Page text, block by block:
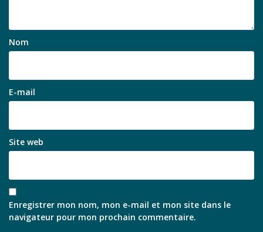
Nom
E-mail
Site web
Enregistrer mon nom, mon e-mail et mon site dans le
navigateur pour mon prochain commentaire.